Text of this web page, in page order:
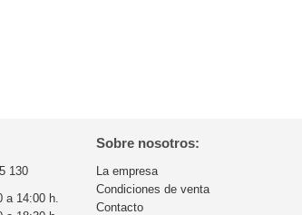
130
a 14:00 h.
Sobre nosotros:
La empresa
Condiciones de venta
Contacto